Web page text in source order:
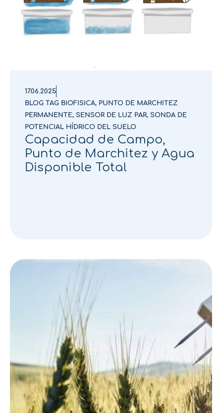
17.06.2025
BLOG TAG BIOFISICA, PUNTO DE MARCHITEZ
PERMANENTE, SENSOR DE LUZ PAR, SONDA DE
POTENCIAL HÍDRICO DEL SUELO
Capacidad de Campo,
Punto de Marchitez y Agua
Disponible Total